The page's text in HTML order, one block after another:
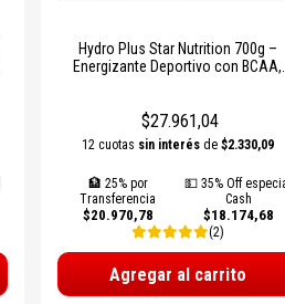
Hydro Plus Star Nutrition 700g –
Energizante Deportivo con BCAA,
$27.961,04
12 cuotas sin interésde $2.330,09
🏦 25% por
Transferencia
$20.970,78
💵 35% Off
Cash
$18.174,68
(2)
Agregar al carrito